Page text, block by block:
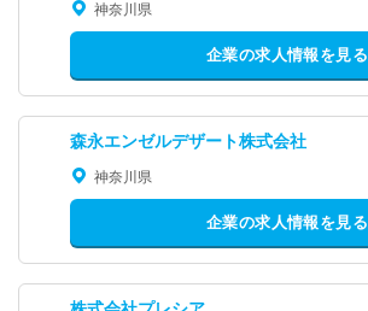
神奈川県
企業の求人情報を見る
森永エンゼルデザート株式会社
神奈川県
企業の求人情報を見る